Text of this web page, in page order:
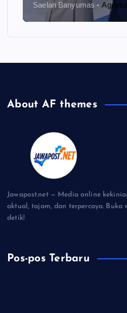
Saelan Banyumas
About AF themes
Jawapost.net — Media online
aktual, tajam, dan terpercaya. Buka
detik!
Pos-pos Terbaru